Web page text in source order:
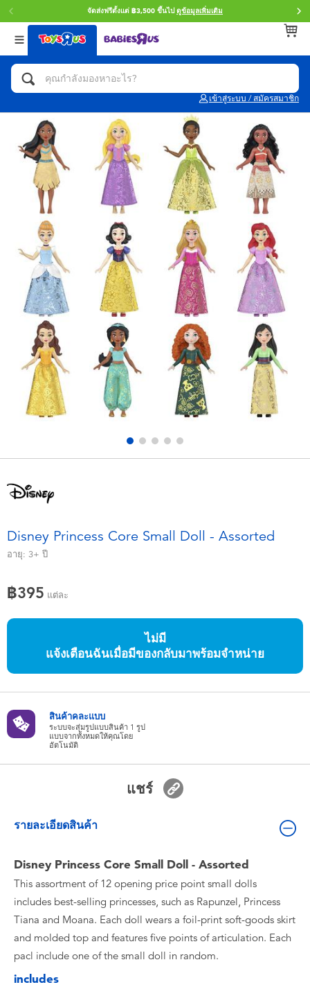
จัดส่งฟรีตั้งแต่ ฿3,500 ขึ้นไป ดูข้อมูลเพิ่มเติม
เข้าสู่ระบบ / สมัครสมาชิก
กลับ
หมวดหมู่
แอคชั่นฟิกเกอร์ และการสวมบทบาทเป็นฮีโร่
จักรยาน สกู๊ตเตอร์ และรถขาไถ
ตัวต่อและ LEGO
รถของเล่น, รถบรรทุกของเล่น, รถไฟของเล่น
และรีโมทบังคับ
กิจกรรมและงานคราฟท์
ตุ๊กตาและของสะสม
อุปกรณ์อิเล็คทรอนิกส์
เกมและพัซเซิล
ของเล่นเพื่อการเรียนรู้
กิจกรรมกลางแจ้งและกีฬา
ของเล่นนุ่มนิ่ม
ไอเทมฤดูร้อน
ของเล่นสำหรับเด็กทารกและวัยหัดเดิน
แบตเตอรี่
Nintendo Switch
กล่องสุ่ม
ตัวละครเพี่อการสะสม
แกดเจ็ต
กลับ
แบรนด์
Toy Story ทอย สตอรี่
Super Mario ซูเปอร์ มาริโอ้
Star Wars
LEGOเลโก้
Blokees บล็อคคีส์
Zuru ซูรู
X-Shot
playpop
Barbie บาร์บี้
กลับ
Age
0~2 ปี
3~4 ปี
5~7 ปี
8~11 ปี
12~14 ปี
14+ ปี
Disney Princess Core Small Doll - Assorted
อายุ: 3+ ปี
฿395 แต่ละ
ไม่มี
แจ้งเตือนฉันเมื่อมีของกลับมาพร้อมจำหน่าย
สินค้าคละแบบ
ระบบจะสุ่มรูปแบบสินค้า 1 รูป
แบบจากทั้งหมดให้คุณโดย
อัตโนมัติ
แชร์
รายละเอียดสินค้า
Disney Princess Core Small Doll - Assorted
This assortment of 12 opening price point small dolls
includes best-selling princesses, such as Rapunzel, Princess
Tiana and Moana. Each doll wears a foil-print soft-goods skirt
and molded top and features five points of articulation.​ Each
pacl include one of the small doll in random.
includes